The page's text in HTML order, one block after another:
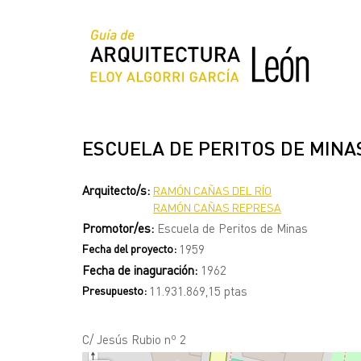
ESCUELA DE PERITOS DE
Arquitecto/s: RAMÓN CAÑAS DEL RÍO
RAMÓN CAÑAS REPRESA
Promotor/es: Escuela de Peritos de Minas
Fecha del proyecto: 1959
Fecha de inaguración: 1962
Presupuesto: 11.931.869,15 ptas
C/ Jesús Rubio nº 2